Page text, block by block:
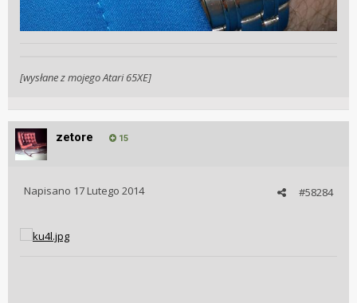
[wysłane z mojego Atari 65XE]
zetore 15
#58284
Napisano 17 Lutego 2014